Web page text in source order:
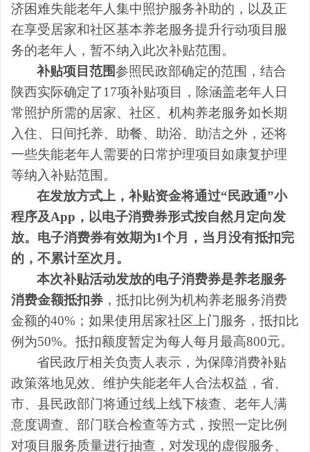
济困难失能老年人集中照护服务补助的，以及正
在享受居家和社区基本养老服务提升行动项目服
务的老年人，暂不纳入此次补贴范围。
补贴项目范围参照民政部确定的范围，结合
陕西实际确定了17项补贴项目，除涵盖老年人日
常照护所需的居家、社区、机构养老服务如长期
入住、日间托养、助餐、助浴、助洁之外，还将
一些失能老年人需要的日常护理项目如康复护理
等纳入补贴范围。
在发放方式上，补贴资金将通过“民政通”小
程序及App，以电子消费券形式按自然月定向发
放。电子消费券有效期为1个月，当月没有抵扣完
的，不累计至次月。
本次补贴活动发放的电子消费券是养老服务
消费金额抵扣券 ，抵扣比例为机构养老服务消费
金额的40%；如果使用居家社区上门服务，抵扣比
例为50%。抵扣额度暂定为每人每月最高800元。
省民政厅相关负责人表示，为保障消费补贴
政策落地见效、维护失能老年人合法权益，省、
市、县民政部门将通过线上线下核查、老年人满
意度调查、部门联合检查等方式，按照一定比例
对项目服务质量进行抽查，对发现的虚假服务、